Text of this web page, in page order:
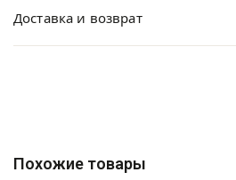
Доставка и возврат
Похожие товары